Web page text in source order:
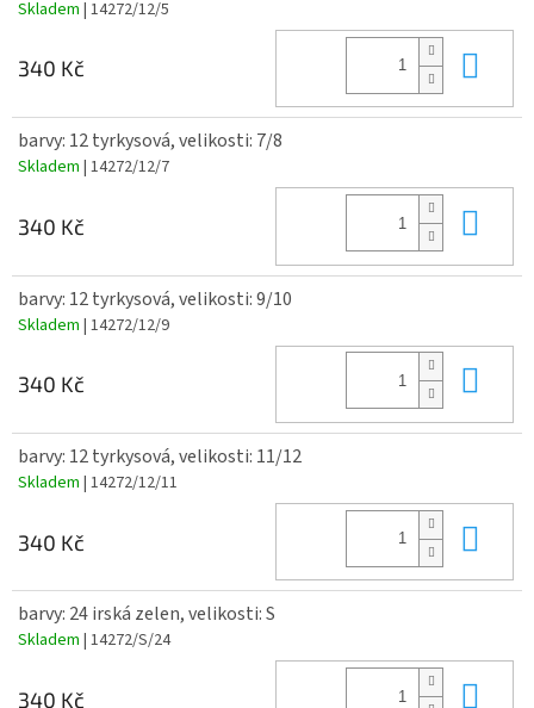
Skladem | 14272/12/5
340 Kč
barvy: 12 tyrkysová, velikosti: 7/8
Skladem | 14272/12/7
340 Kč
barvy: 12 tyrkysová, velikosti: 9/10
Skladem | 14272/12/9
340 Kč
barvy: 12 tyrkysová, velikosti: 11/12
Skladem | 14272/12/11
340 Kč
barvy: 24 irská zelen, velikosti: S
Skladem | 14272/S/24
340 Kč